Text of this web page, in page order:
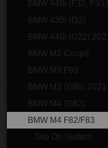
BMW 440i (F32,
BMW 435i (f32)
BMW 440i (G22)
BMW M2 Coupé
BMW M3 F80
BMW M3 (G80) 2021
BMW M4 (G82)
BMW M4 F82/F83
Slip On System